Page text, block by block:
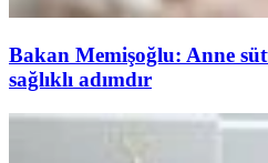
Bakan Memişoğlu: Anne
sağlıklı adımdır